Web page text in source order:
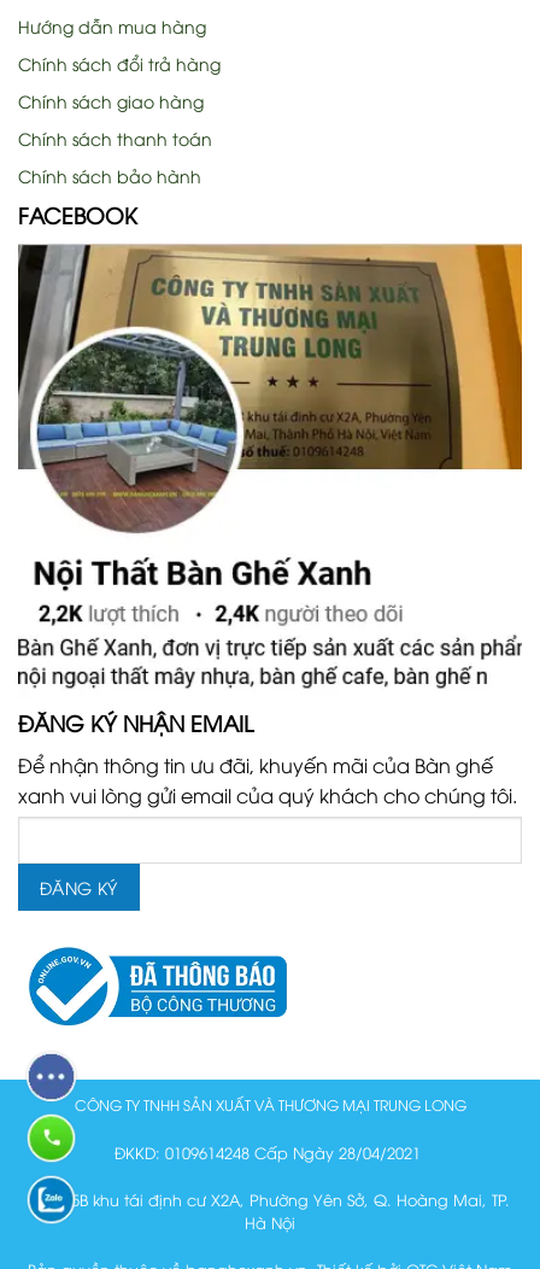
Hướng dẫn mua hàng
Chính sách đổi trả hàng
Chính sách giao hàng
Chính sách thanh toán
Chính sách bảo hành
FACEBOOK
ĐĂNG KÝ NHẬN EMAIL
Để nhận thông tin ưu đãi, khuyến mãi của Bàn ghế
xanh vui lòng gửi email của quý khách cho chúng tôi.
CÔNG TY TNHH SẢN XUẤT VÀ THƯƠNG MẠI TRUNG LONG
ĐKKD: 0109614248 Cấp Ngày 28/04/2021
Lô N15B khu tái định cư X2A, Phường Yên Sở, Q. Hoàng Mai, TP.
Hà Nội